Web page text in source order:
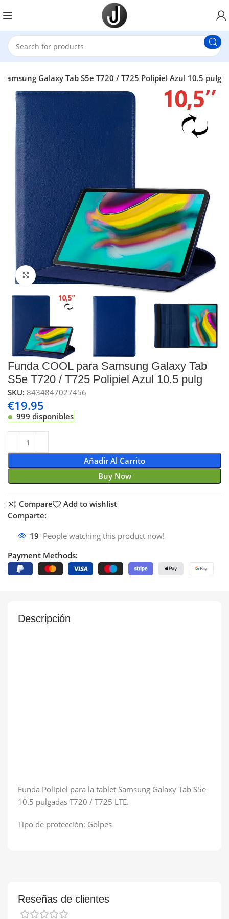
Galaxy Tab S5e T720 / T725 Polipiel Azul 10.5 pulg
Click to enlarge
Funda COOL para Samsung Galaxy Tab
S5e T720 / T725 Polipiel Azul 10.5 pulg
SKU:8434847027456
€19.95
999 disponibles
Añadir Al Carrito
Buy Now
Compare
Add to wishlist
Comparte:
19 People watching this product now!
Payment Methods:
Descripción
Funda Polipiel para la tablet Samsung Galaxy Tab S5e
10.5 pulgadas T720 / T725 LTE.
Tipo de protección: Golpes
Reseñas de clientes